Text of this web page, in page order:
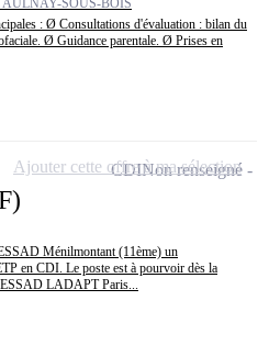
AULNAY-SOUS-BOIS
: Ø Consultations d'évaluation : bilan du
Ø Guidance parentale. Ø Prises en
Ménilmontant (11ème) un
en CDI. Le poste est à pourvoir dès la
LADAPT Paris...
CDINon renseigné
Ajouter cette offre à ma sélection